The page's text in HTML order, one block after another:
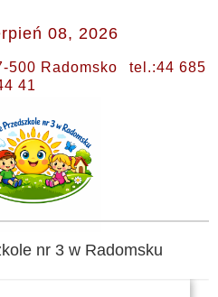
08, 2026
500 Radomsko
tel.:44 685
41
nr 3 w Radomsku